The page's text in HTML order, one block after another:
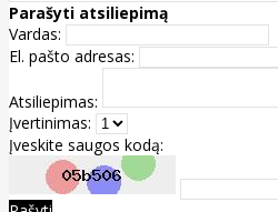
Parašyti atsiliepimą
Vardas:
El. pašto adresas:
Atsiliepimas:
Įvertinimas:
Įveskite saugos kodą: